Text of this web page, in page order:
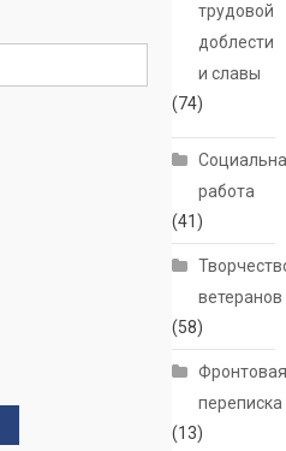
трудовой
доблести
и славы
(74)
работа
(41)
ветеранов
(58)
переписка
(13)